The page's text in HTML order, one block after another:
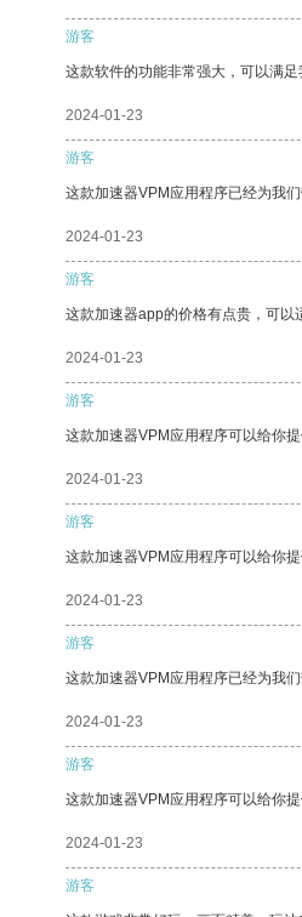
游客
这款软件的功能非常强大，可以满足
2024-01-23
游客
这款加速器VPM应用程序已经为我
2024-01-23
游客
这款加速器app的价格有点贵，可以
2024-01-23
游客
这款加速器VPM应用程序可以给你
2024-01-23
游客
这款加速器VPM应用程序可以给你
2024-01-23
游客
这款加速器VPM应用程序已经为我
2024-01-23
游客
这款加速器VPM应用程序可以给你
2024-01-23
游客